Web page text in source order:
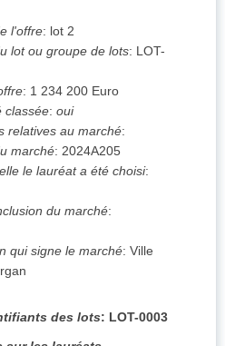
l'offre: lot 2
lot ou groupe de lots: LOT-
: 1 234 200 Euro
classée: oui
relatives au marché:
marché: 2024A205
le lauréat a été choisi:
du marché:
qui signe le marché: Ville
des lots: LOT-0003